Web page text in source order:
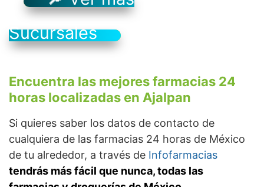
Sucursales
Encuentra las mejores farmacias 24
horas localizadas en Ajalpan
Si quieres saber los datos de contacto de
cualquiera de las farmacias 24 horas de México
de tu alrededor, a través de Infofarmacias
tendrás más fácil que nunca, todas las